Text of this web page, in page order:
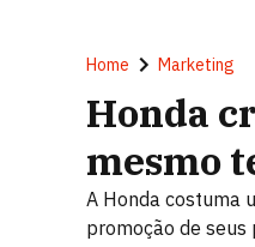
Home Marketing
Honda
mesmo
A Honda costuma
promoção de seus